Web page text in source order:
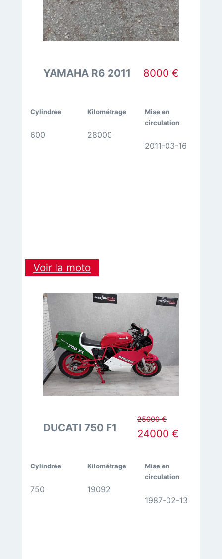
YAMAHA R6 2011 8000 €
Cylindrée
600
Kilométrage
28000
Mise en
circulation
2011-03-16
Voir la moto:
R6
DUCATI 750 F1
25000 €
24000 €
Cylindrée
750
Kilométrage
19092
Mise en
circulation
1987-02-13